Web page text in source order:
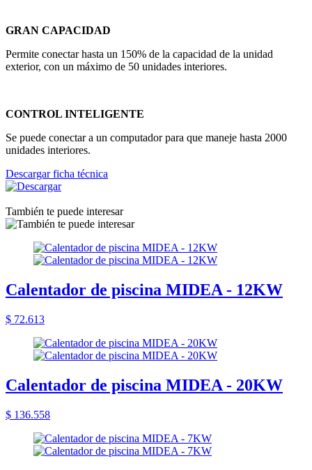
GRAN CAPACIDAD
Permite conectar hasta un 150% de la capacidad de la unidad
exterior, con un máximo de 50 unidades interiores.
CONTROL INTELIGENTE
Se puede conectar a un computador para que maneje hasta 2000
unidades interiores.
Descargar ficha técnica
También te puede interesar
Calentador de piscina MIDEA - 12KW
$ 72.613
Calentador de piscina MIDEA - 20KW
$ 136.558